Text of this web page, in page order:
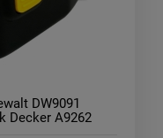
DW9091
Decker A9262